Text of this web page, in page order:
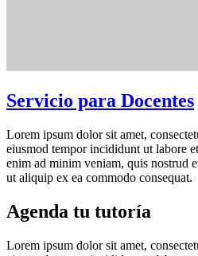
Servicio para Docentes
Lorem ipsum dolor sit amet,
eiusmod tempor incididunt ut labore
enim ad minim veniam, quis nostrud
ut aliquip ex ea commodo consequat.
Agenda tu tutoría
Lorem ipsum dolor sit amet,